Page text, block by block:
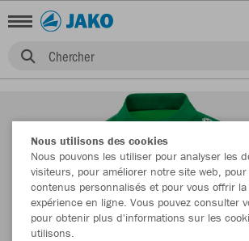
Chercher
Nous utilisons des cookies
Nous pouvons les utiliser pour analyser les
visiteurs, pour améliorer notre site web,
contenus personnalisés et pour vous offrir la
expérience en ligne. Vous pouvez consulter
pour obtenir plus d'informations sur les
utilisons.